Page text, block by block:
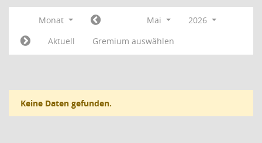
Monat Mai
2026
Aktuell
Gremium auswählen
Keine Daten gefunden.